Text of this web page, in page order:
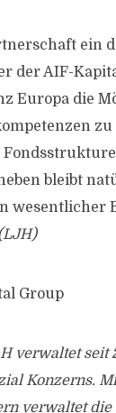
ein
der AIF-
Europa die
zu
bleibt
wesentlicher
Group
verwaltet
Konzerns.
verwaltet